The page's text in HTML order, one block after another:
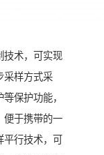
技术，可实现
采样方式采
保护功能，
便于携带的一
行技术，可